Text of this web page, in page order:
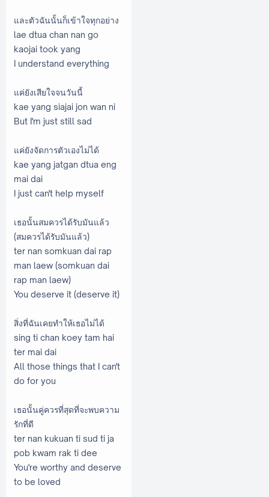
และตัวฉันนั้นก็เข้าใจทุกอย่าง
lae dtua chan nan go
kaojai took yang
I understand everything
แค่ยังเสียใจจนวันนี้
kae yang siajai jon wan ni
But I'm just still sad
แค่ยังจัดการตัวเองไม่ได้
kae yang jatgan dtua eng
mai dai
I just can't help myself
เธอนั้นสมควรได้รับมันแล้ว
(สมควรได้รับมันแล้ว)
ter nan somkuan dai rap
man laew (somkuan dai
rap man laew)
You deserve it (deserve it)
สิ่งที่ฉันเคยทำให้เธอไม่ได้
sing ti chan koey tam hai
ter mai dai
All those things that I can't
do for you
เธอนั้นคู่ควรที่สุดที่จะพบความ
รักที่ดี
ter nan kukuan ti sud ti ja
pob kwam rak ti dee
You're worthy and deserve
to be loved